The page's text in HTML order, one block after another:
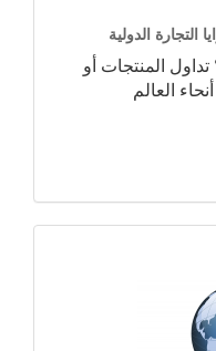
تداول المنتجات أو
العالم